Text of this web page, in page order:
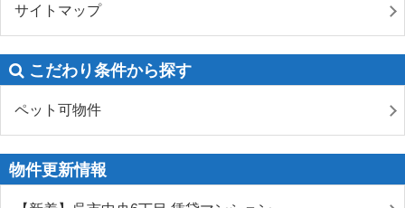
サイトマップ
こだわり条件から探す
ペット可物件
物件更新情報